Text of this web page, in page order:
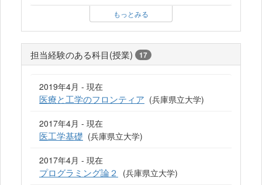
もっとみる
担当経験のある科目(授業) 17
2019年4月 - 現在
医療と工学のフロンティア (兵庫県立大学)
2017年4月 - 現在
医工学基礎 (兵庫県立大学)
2017年4月 - 現在
プログラミング論２ (兵庫県立大学)